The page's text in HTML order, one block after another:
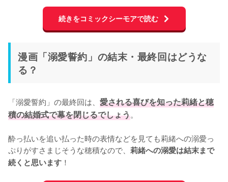
続きをコミックシーモアで読む
漫画「溺愛誓約」の結末・最終回はどうな
る？
「溺愛誓約」の最終回は、 愛される喜びを知った莉緒と穂
積の結婚式で幕を閉じるでしょう。
酔っ払いを追い払った時の表情などを見ても莉緒への溺愛っ
ぷりがすさまじそうな穂積なので、 莉緒への溺愛は結末まで
続くと思います ！